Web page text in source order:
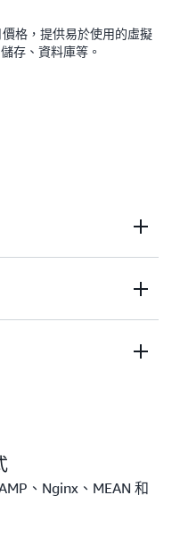
格，提供易於使用的虛擬
存、資料庫等。
應用程式。自動設定
的資源遷移至更廣泛
、Nginx、MEAN 和